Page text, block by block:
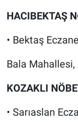
HACIBEKTAŞ
• Bektaş
Bala
KOZAKLI
• Sarıaslan